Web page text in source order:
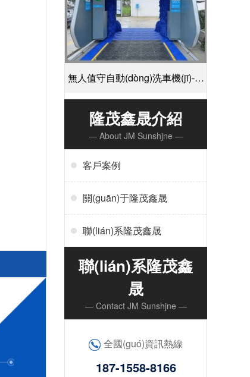
無人值守自動(dòng)洗車機(jī)-掃
碼支付24小時(shí)不停機(jī)洗車
[隆茂鑫晟]
隆茂鑫晟介紹
— About JM Sunshjne —
客戶案例
關(guān)于隆茂鑫晟
聯(lián)系隆茂鑫晟
聯(lián)系隆茂鑫
晟
— Contact JM Sunshjne —
全國(guó)資訊熱線
187-1558-8166